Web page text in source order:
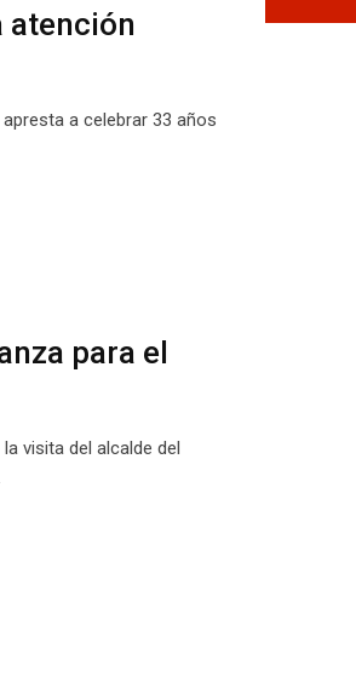
atención
a celebrar 33 años
para el
visita del alcalde del